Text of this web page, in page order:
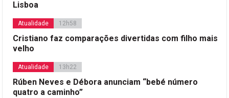
Lisboa
Atualidade 12h58
Cristiano faz comparações divertidas com filho mais
velho
Atualidade 13h22
Rúben Neves e Débora anunciam “bebé número
quatro a caminho”